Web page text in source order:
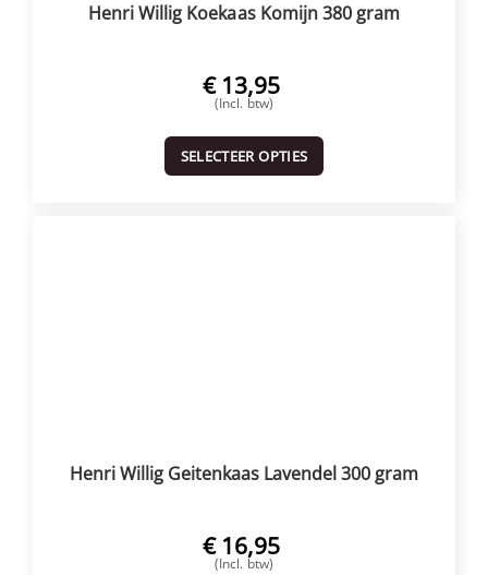
Henri Willig Koekaas Komijn 380 gram
€ 13,95
(Incl. btw)
SELECTEER OPTIES
Henri Willig Geitenkaas Lavendel 300 gram
€ 16,95
(Incl. btw)